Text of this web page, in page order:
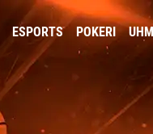
ESPORTS POKERI